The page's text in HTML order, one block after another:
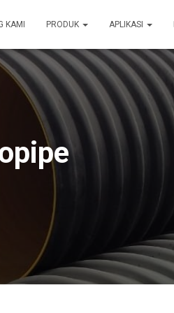
KAMI PRODUK APLIKASI